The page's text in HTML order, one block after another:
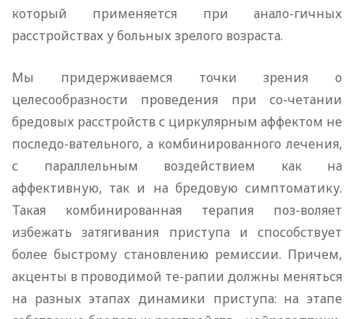
который применяется при анало-гичных
расстройствах у больных зрелого возраста.
Мы придерживаемся точки зрения о
целесообразности проведения при со-четании
бредовых расстройств с циркулярным аффектом не
последо-вательного, а комбинированного лечения,
с параллельным воздействием как на
аффективную, так и на бредовую симптоматику.
Такая комбинированная терапия поз-воляет
избежать затягивания приступа и способствует
более быстрому становлению ремиссии. Причем,
акценты в проводимой те-рапии должны меняться
на разных этапах динамики приступа: на этапе